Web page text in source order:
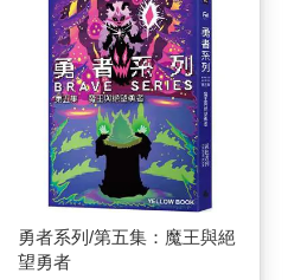
勇者系列/第五集：魔王與絕
望勇者